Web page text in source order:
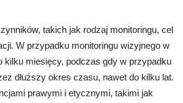
takich jak rodzaj monitoringu, cel
W przypadku monitoringu wizyjnego w
miesięcy, podczas gdy w przypadku
dłuższy okres czasu, nawet do kilku lat.
prawymi i etycznymi, takimi jak